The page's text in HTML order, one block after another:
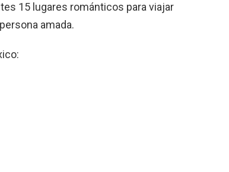
15 lugares románticos para viajar
amada.